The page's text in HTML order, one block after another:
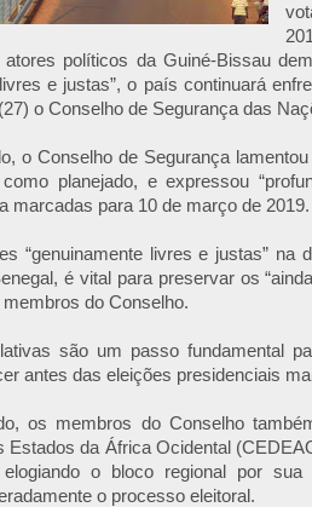
políticos da Guiné-Bissau
e justas”, o país continuará
o Conselho de Segurança das
o Conselho de Segurança
planejado, e expressou
marcadas para 10 de março de 2019.
“genuinamente livres e justas”
é vital para preservar os
do Conselho.
são um passo fundamental
antes das eleições presidenciais
os membros do Conselho
Estados da África Ocidental
elogiando o bloco regional por sua
o processo eleitoral.